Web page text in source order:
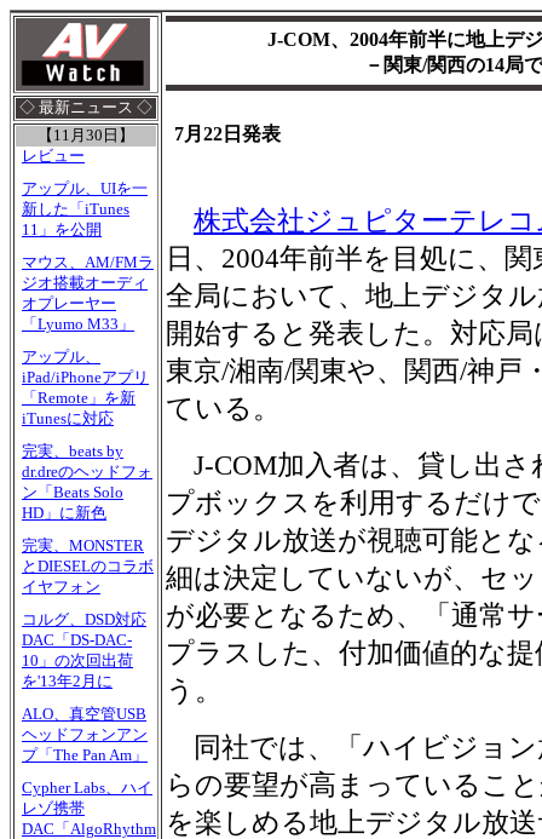
◇ 最新ニュース ◇
【11月30日】
レビュー
アップル、UIを一
新した「iTunes
11」を公開
マウス、AM/FMラ
ジオ搭載オーディ
オプレーヤー
「Lyumo M33」
アップル、
iPad/iPhoneアプリ
「Remote」を新
iTunesに対応
完実、beats by
dr.dreのヘッドフォ
ン「Beats Solo
HD」に新色
完実、MONSTER
とDIESELのコラボ
イヤフォン
コルグ、DSD対応
DAC「DS-DAC-
10」の次回出荷
を'13年2月に
ALO、真空管USB
ヘッドフォンアン
プ「The Pan Am」
Cypher Labs、ハイ
レゾ携帯
DAC「AlgoRhythm
J-COM、2004年前半に地上デ
－関東/関西の14局
7月22日発表
株式会社ジュピターテレコ
日、2004年前半を目処に、
全局において、地上デジタ
開始すると発表した。対応局
東京/湘南/関東や、関西/神戸
ている。
J-COM加入者は、貸し出
プボックスを利用するだけ
デジタル放送が視聴可能と
細は決定していないが、セ
が必要となるため、「通常
プラスした、付加価値的な
う。
同社では、「ハイビジョ
らの要望が高まっているこ
を楽しめる地上デジタル放